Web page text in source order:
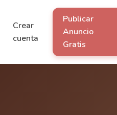
Crear
cuenta
Publicar
Anuncio
Gratis